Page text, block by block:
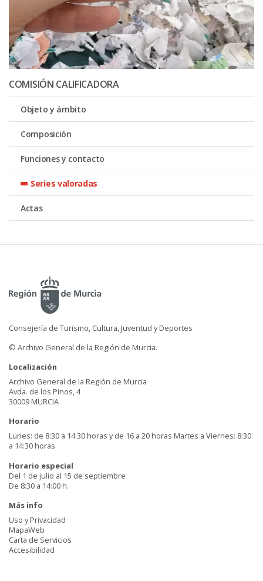
COMISIÓN CALIFICADORA
Objeto y ámbito
Composición
Funciones y contacto
Series valoradas
Actas
Consejería de Turismo, Cultura, Juventud y Deportes
© Archivo General de la Región de Murcia.
Localización
Archivo General de la Región de Murcia
Avda. de los Pinos, 4
30009 MURCIA
Horario
Lunes: de 8:30 a 14:30 horas y de 16 a 20 horas Martes a Viernes: 8:30
a 14:30 horas
Horario especial
Del 1 de julio al 15 de septiembre
De 8:30 a 14:00 h.
Más info
Uso y Privacidad
MapaWeb
Carta de Servicios
Accesibilidad